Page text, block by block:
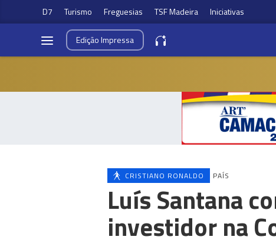
D7 Turismo Freguesias TSF Madeira Iniciativas
EdiçãoImpressa
CRISTIANO RONALDO PAÍS
Luís Santana
investidor na